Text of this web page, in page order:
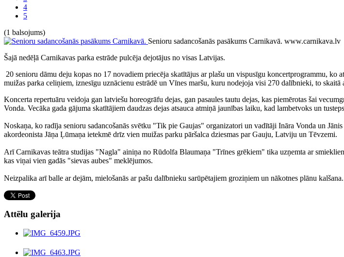
4
5
(1 balsojums)
Senioru sadancošanās pasākums Carnikavā. www.carnikava.lv
Šajā nedēļā Carnikavas parka estrāde pulcēja dejotājus no visas Latvijas.
20 senioru dāmu deju kopas no 17 novadiem priecēja skatītājus ar plašu un vispusīgu koncertprogrammu,
muižas parka celiņiem, iznesīgu uznācienu estrādē un Vīnes maršu, kuru nodejoja visi 270 dalībnieki, to
Koncerta repertuāru veidoja gan latviešu horeogrāfu dejas, gan pasaules tautu dejas, kas piemērotas šai
Vonda. Vecāka gada gājuma skatītājiem daudzas dejas atsauca atmiņā jaunības laiku, kad lambetvoks un
Noskaņa, ko radīja senioru sadancošanās svētku "Tik pie Gaujas" organizatori un vadītāji Ināra Vonda un
akordeonista Jāņa Ļūmaņa ietekmē drīz vien muižas parku pāršalca dziesmas par Gauju, Latviju un Tēvzemi.
Arī Carnikavas teātra studijas "Nagla" ainiņa no Rūdolfa Blaumaņa "Trīnes grēkiem" tika uzņemta ar
kas viņai vien gadās "sievas aubes" meklējumos.
Neizpalika arī balle ar dejām, mielošanās ar pašu dalībnieku sarūpētajiem groziņiem un nākotnes plānu
Attēlu galerija